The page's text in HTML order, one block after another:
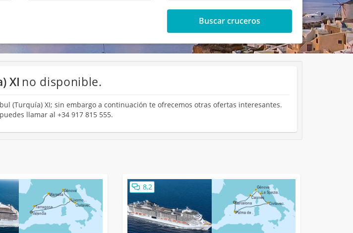
Buscar cruceros
XI no disponible.
(Turquía) XI; sin embargo a continuación te ofrecemos otras ofertas interesantes.
llamar al +34 917 815 555.
8,2